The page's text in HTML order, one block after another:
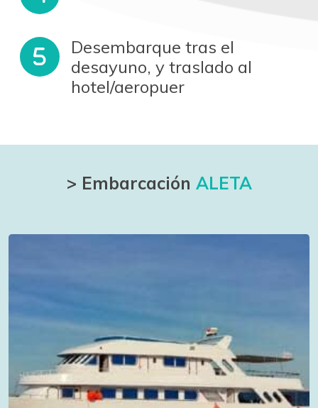
Desembarque tras el
desayuno, y traslado al
hotel/aeropuer
> Embarcación ALETA